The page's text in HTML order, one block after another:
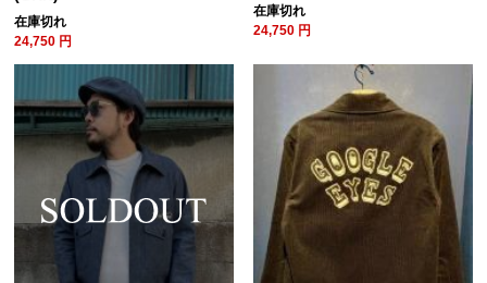
在庫切れ
24,750 円
在庫切れ
24,750 円